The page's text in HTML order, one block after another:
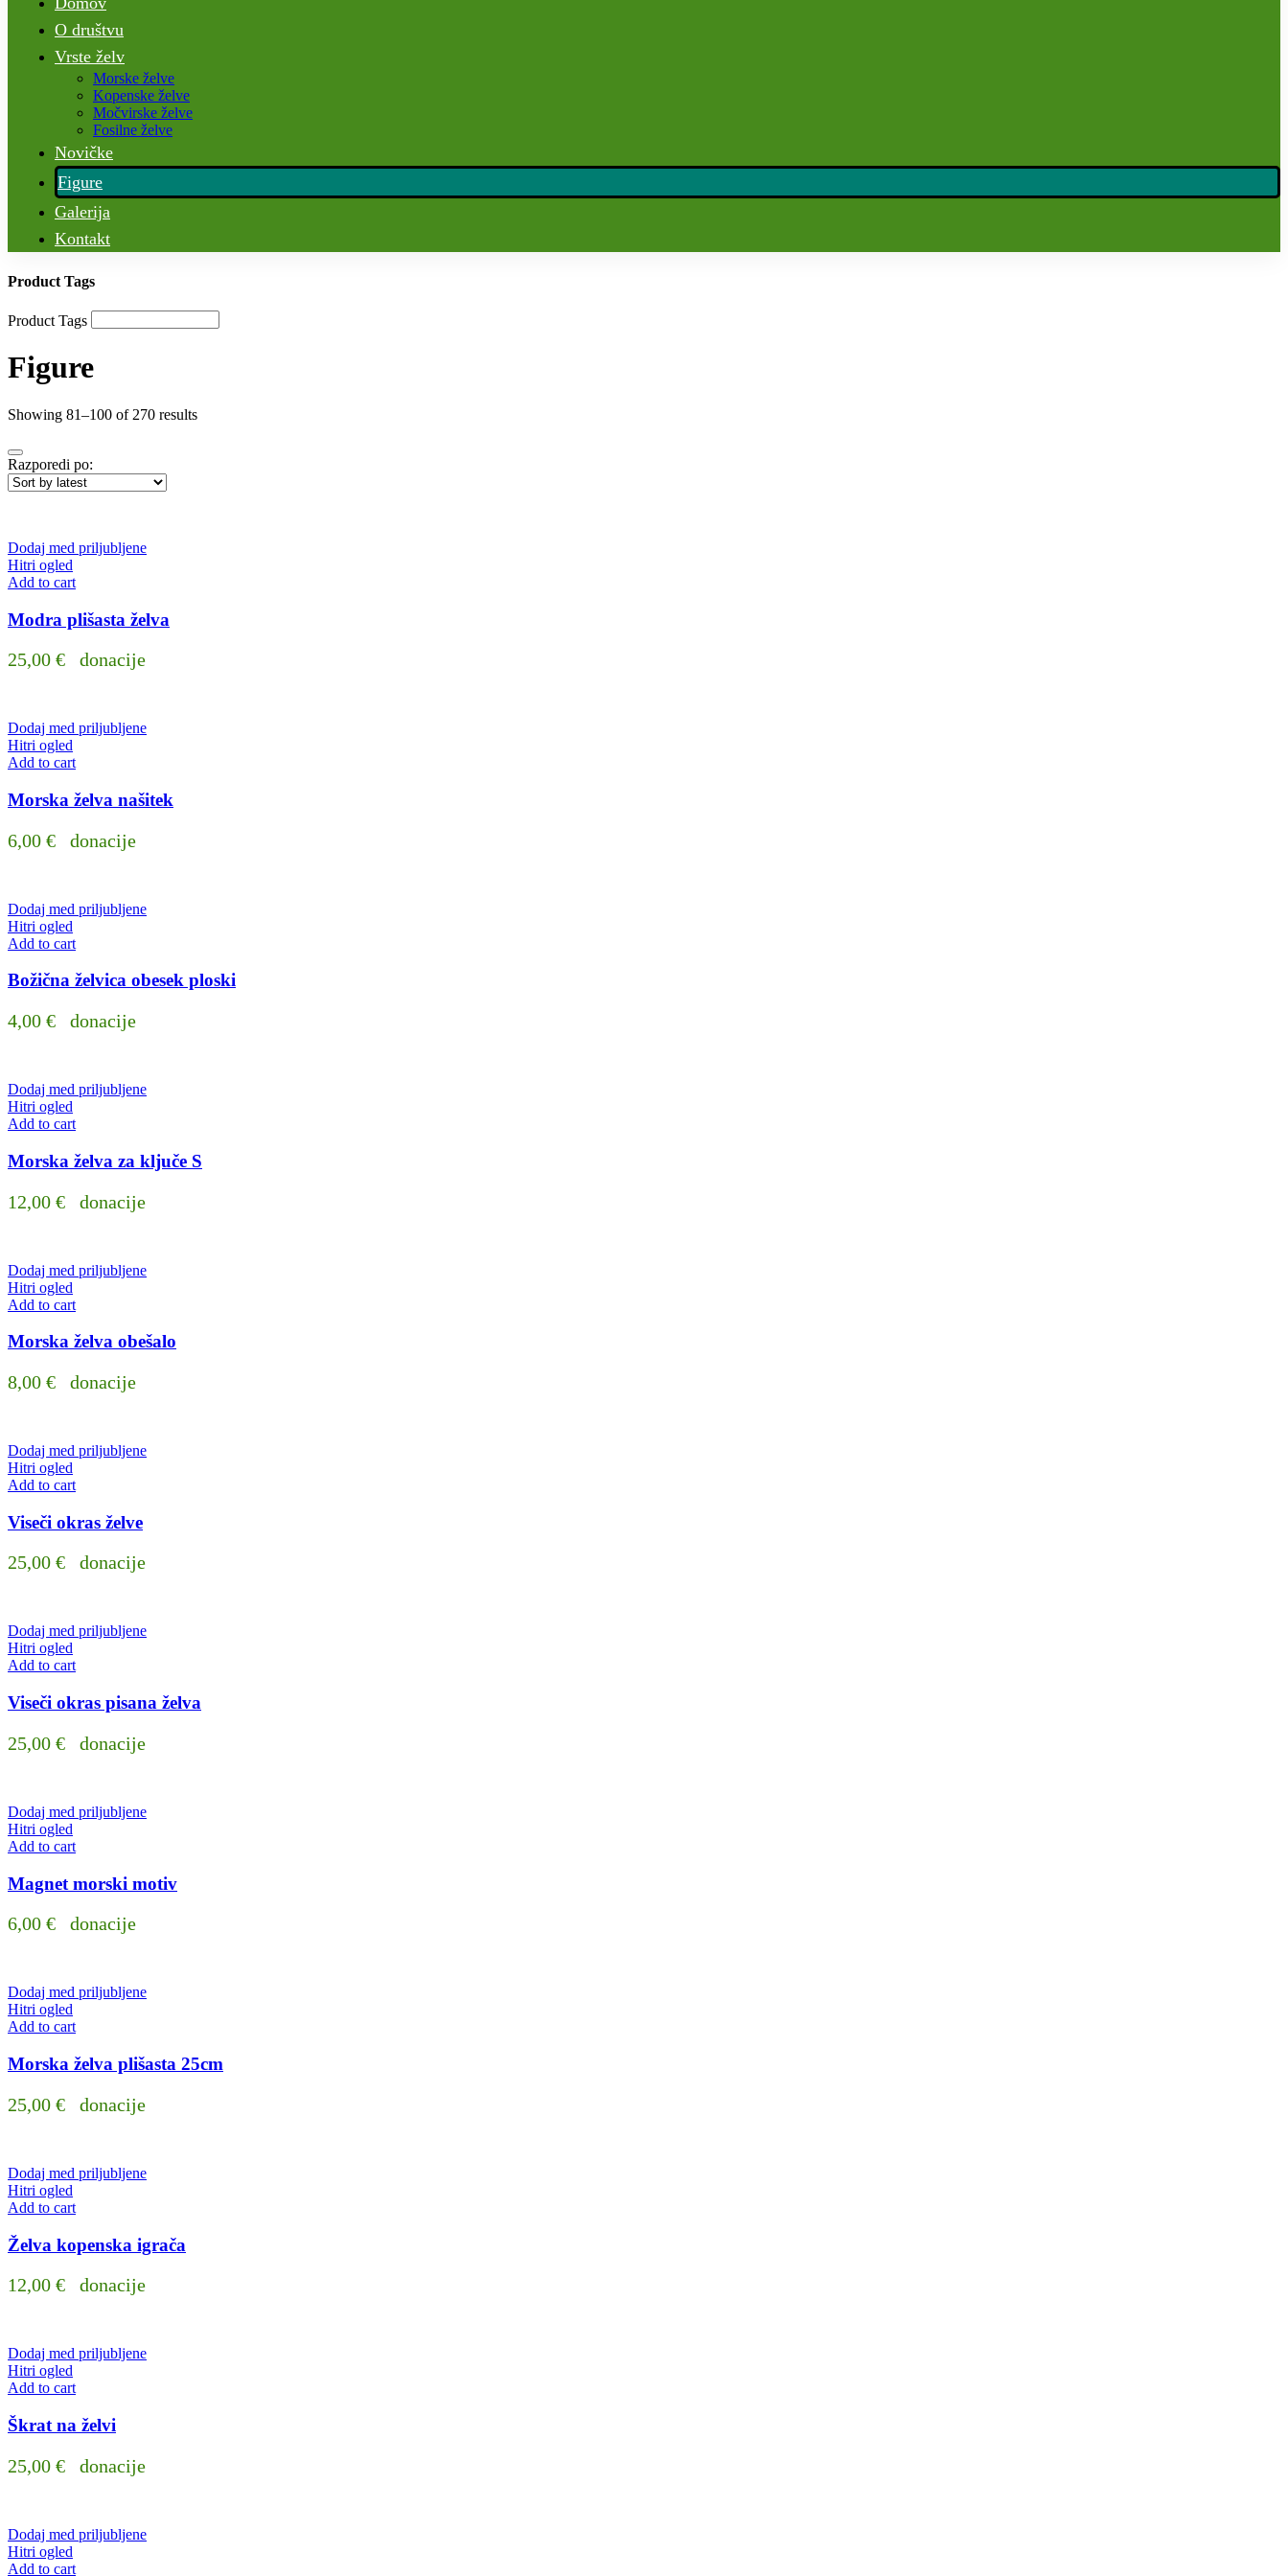
O društvu
Vrste želv
Morske želve
Kopenske želve
Močvirske želve
Fosilne želve
Novičke
Figure
Galerija
Kontakt
Product Tags
Product Tags
Figure
Showing 81–100 of 270 results
Razporedi po:
Dodaj med priljubljene
Hitri ogled
Add to cart
Modra plišasta želva
25,00 € donacije
Dodaj med priljubljene
Hitri ogled
Add to cart
Morska želva našitek
6,00 € donacije
Dodaj med priljubljene
Hitri ogled
Add to cart
Božična želvica obesek ploski
4,00 € donacije
Dodaj med priljubljene
Hitri ogled
Add to cart
Morska želva za ključe S
12,00 € donacije
Dodaj med priljubljene
Hitri ogled
Add to cart
Morska želva obešalo
8,00 € donacije
Dodaj med priljubljene
Hitri ogled
Add to cart
Viseči okras želve
25,00 € donacije
Dodaj med priljubljene
Hitri ogled
Add to cart
Viseči okras pisana želva
25,00 € donacije
Dodaj med priljubljene
Hitri ogled
Add to cart
Magnet morski motiv
6,00 € donacije
Dodaj med priljubljene
Hitri ogled
Add to cart
Morska želva plišasta 25cm
25,00 € donacije
Dodaj med priljubljene
Hitri ogled
Add to cart
Želva kopenska igrača
12,00 € donacije
Dodaj med priljubljene
Hitri ogled
Add to cart
Škrat na želvi
25,00 € donacije
Dodaj med priljubljene
Hitri ogled
Add to cart